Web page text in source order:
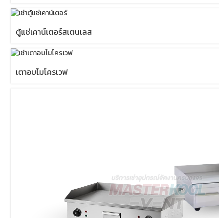
ตู้แช่เคาน์เตอร์สเตนเลส
เตาอบไมโครเวฟ